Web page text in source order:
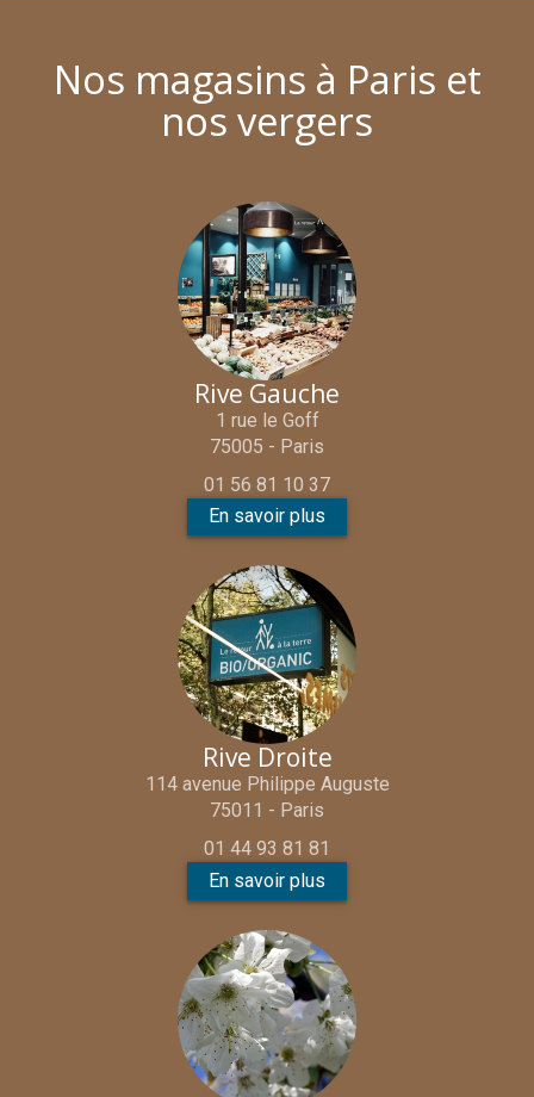
Nos magasins à Paris et
nos vergers
Rive Gauche
1 rue le Goff
75005 - Paris
01 56 81 10 37
En savoir plus
Rive Droite
114 avenue Philippe Auguste
75011 - Paris
01 44 93 81 81
En savoir plus